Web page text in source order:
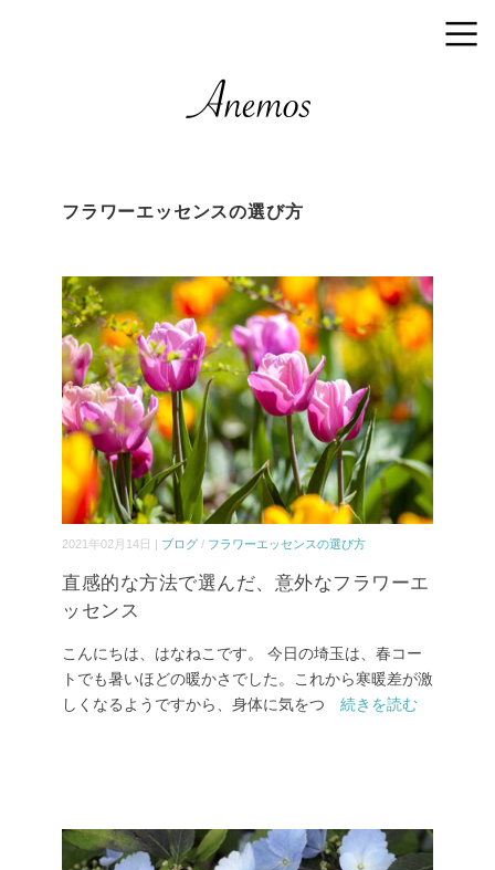
フラワーエッセンスの選び方
2021年02月14日 | ブログ / フラワーエッセンスの選び方
直感的な方法で選んだ、意外なフラワーエ
ッセンス
こんにちは、はなねこです。 今日の埼玉は、春コー
トでも暑いほどの暖かさでした。これから寒暖差が激
しくなるようですから、身体に気をつ 続きを読む